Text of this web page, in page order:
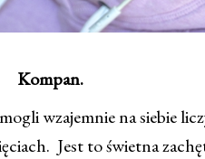
Kompan.
wzajemnie na siebie
Jest to świetna